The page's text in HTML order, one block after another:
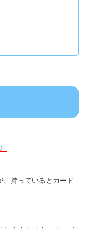
、持っているとカード